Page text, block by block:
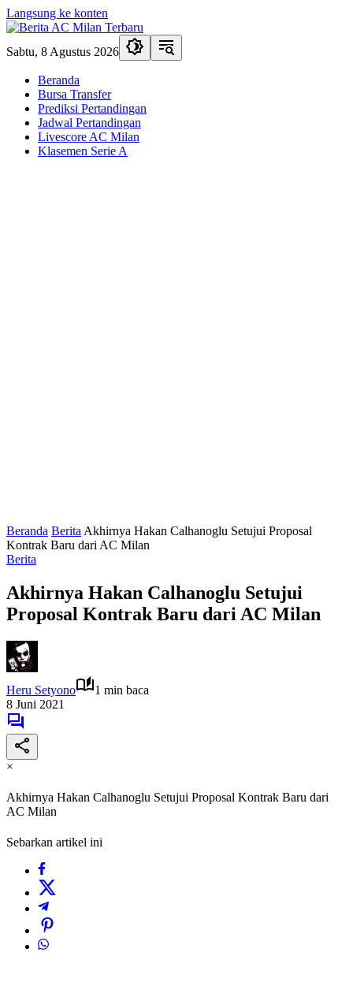
Langsung ke konten
Sabtu, 8 Agustus 2026
Beranda
Bursa Transfer
Prediksi Pertandingan
Jadwal Pertandingan
Livescore AC Milan
Klasemen Serie A
Beranda Berita Akhirnya Hakan Calhanoglu Setujui Proposal
Kontrak Baru dari AC Milan
Berita
Akhirnya Hakan Calhanoglu Setujui
Proposal Kontrak Baru dari AC Milan
Heru Setyono
1 min baca
8 Juni 2021
×
Akhirnya Hakan Calhanoglu Setujui Proposal Kontrak Baru dari
AC Milan
Sebarkan artikel ini